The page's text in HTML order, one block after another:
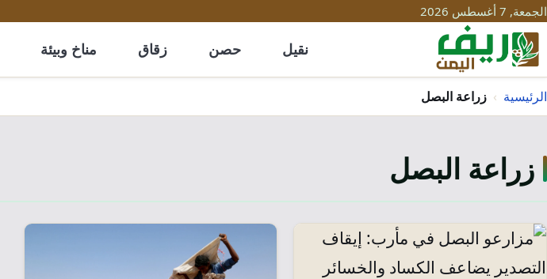
الجمعة, 7 أغسطس 2026
نقيل حصن زقاق مناخ وبيئة
الرئيسية › زراعة البصل
زراعة البصل